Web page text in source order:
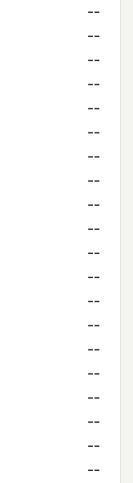
--
--
--
--
--
--
--
--
--
--
--
--
--
--
--
--
--
--
--
--